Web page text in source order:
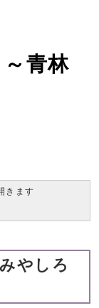
青林
きます
やしろ